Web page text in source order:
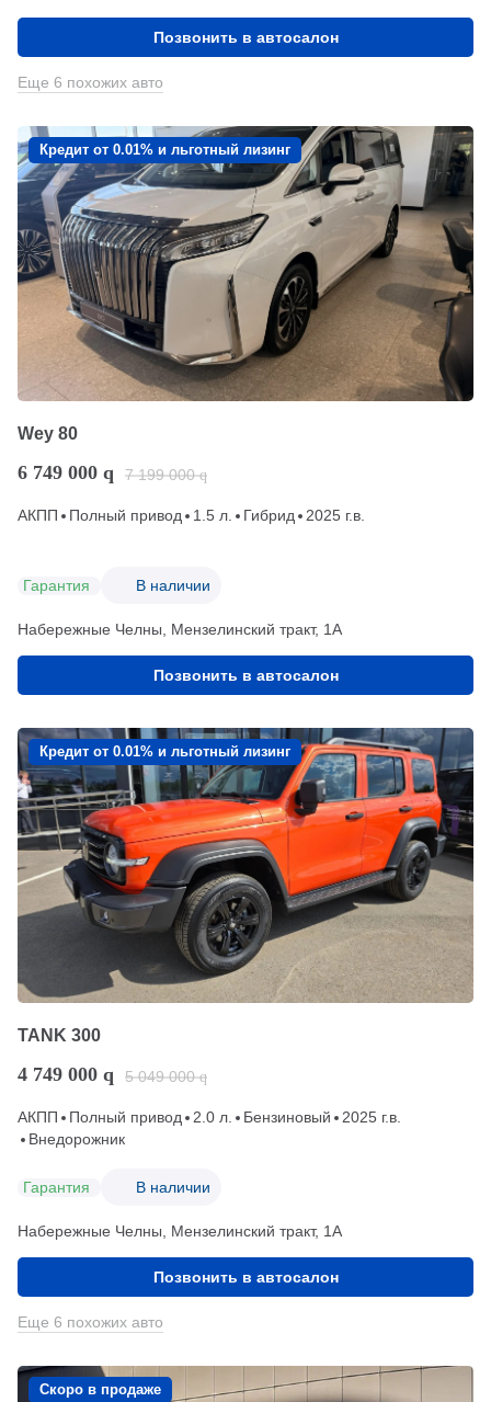
Позвонить в автосалон
Еще 6 похожих авто
Кредит от 0.01% и льготный лизинг
Wey 80
6 749 000 q 7 199 000 q
АКПП Полный привод 1.5 л. Гибрид 2025 г.в.
Гарантия В наличии
Набережные Челны, Мензелинский тракт, 1А
Позвонить в автосалон
Кредит от 0.01% и льготный лизинг
TANK 300
4 749 000 q 5 049 000 q
АКПП Полный привод 2.0 л. Бензиновый
2025 г.в.
Внедорожник
Гарантия В наличии
Набережные Челны, Мензелинский тракт, 1А
Позвонить в автосалон
Еще 6 похожих авто
Скоро в продаже